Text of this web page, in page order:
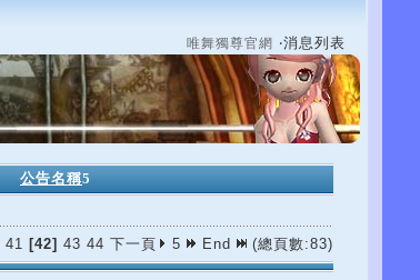
唯舞獨尊官網 ‧消息列表
公告名稱5
41 [42] 43 44 下一頁 5 End (總頁數:83)